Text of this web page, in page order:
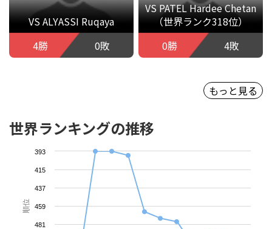
VS ALYASSI Ruqaya
4勝
0敗
VS PATEL Hardee Chetan
（世界ランク318位）
0勝
4敗
もっと見る
世界ランキングの推移
順位
393
415
437
459
481